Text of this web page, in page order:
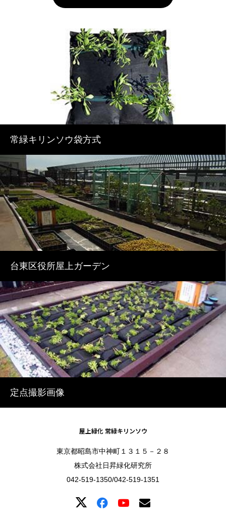
常緑キリンソウ袋方式
台東区役所屋上ガーデン
定点撮影画像
屋上緑化 常緑キリンソウ
東京都昭島市中神町１３１５－２８
株式会社日昇緑化研究所
042-519-1350/042-519-1351